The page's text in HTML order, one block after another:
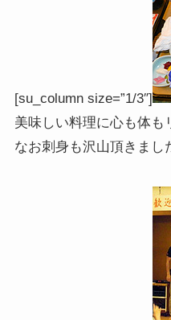
[su_column size=”1/3″]
美味しい料理に心も体も
なお刺身も沢山頂きまし